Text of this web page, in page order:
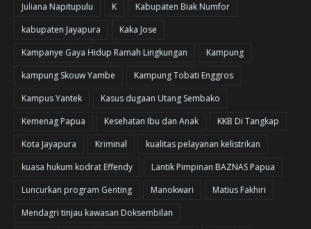
Juliana Napitupulu
K
Kabupaten Biak Numfor
kabupaten Jayapura
Kaka Jose
Kampanye Gaya Hidup Ramah Lingkungan
Kampung
kampung Skouw Yambe
Kampung Tobati Enggros
Kampus Yantek
Kasus dugaan Utang Sembako
Kemenag Papua
Kesehatan Ibu dan Anak
KKB Di Tangkap
Kota Jayapura
Kriminal
kualitas pelayanan kelistrikan
kuasa hukum kodrat Effendy
Lantik Pimpinan BAZNAS Papua
Luncurkan program Genting
Manokwari
Matius Fakhiri
Mendagri tinjau kawasan Doksembilan